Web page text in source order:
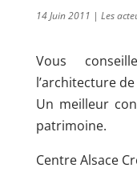
14 Juin 2011 | Les
Vous
l’architecture
Un meilleur
patrimoine.
Centre Alsace